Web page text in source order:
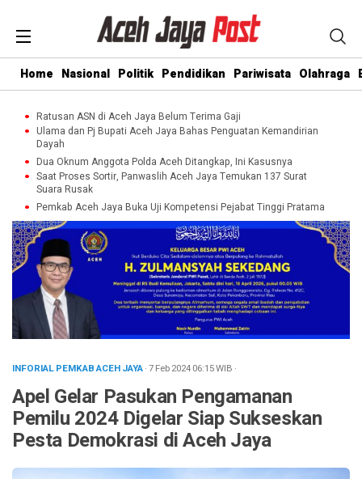
Home Nasional Politik Pendidikan Pariwisata Olahraga
Ratusan ASN di Aceh Jaya Belum Terima Gaji
Ulama dan Pj Bupati Aceh Jaya Bahas Penguatan Kemandirian
Dayah
Dua Oknum Anggota Polda Aceh Ditangkap, Ini Kasusnya
Saat Proses Sortir, Panwaslih Aceh Jaya Temukan 137 Surat
Suara Rusak
Pemkab Aceh Jaya Buka Uji Kompetensi Pejabat Tinggi Pratama
INFORIAL PEMKAB ACEH JAYA· 7 Feb 202406:15WIB ·
Apel Gelar Pasukan Pengamanan
Pemilu 2024 Digelar Siap Sukseskan
Pesta Demokrasi di Aceh Jaya